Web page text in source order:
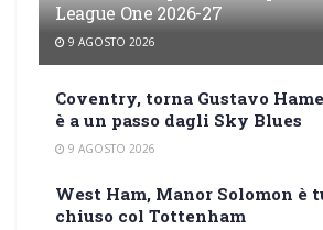
League One 2026-27
9 AGOSTO 2026
Coventry, torna Gustavo
è a un passo dagli Sky Blues
9 AGOSTO 2026
West Ham, Manor Solomon è
chiuso col Tottenham